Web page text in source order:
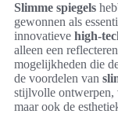
Slimme spiegels
gewonnen als
innovatieve high-
alleen een
mogelijkheden die
de voordelen van
stijlvolle ontwerpen,
maar ook de